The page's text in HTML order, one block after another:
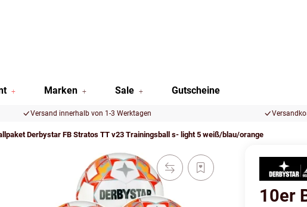
Marken Sale Gutscheine
Versand innerhalb von 1-3 Werktagen
Derbystar FB Stratos TT v23 Trainingsball s- light 5 weiß/blau/orange
10er